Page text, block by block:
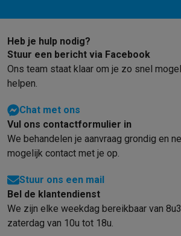
Multimedia & telefonie
Smartphones met ecocheques
Transport
Elektrische steps met ecocheques
Eco initiatieven
Info & acties
SoldenAlle soldendealsSolden op groot
ActiesDeals van het momentPromoties
Daarom KrëfelGratis levering
Betalingsmogelijkheden
KlantenserviceHerstelling van je toestel
Groot elektro & inbouwVind jouw ideale
Klein elektroBeauty & gezondheid
Heb je hulp nodig?
Stuur een bericht via Facebook
Ons team staat klaar om je zo snel
helpen.
Chat met ons
Vul ons contactformulier in
We behandelen je aanvraag grondig en
mogelijk contact met je op.
Stuur ons een mail
Bel de klantendienst
We zijn elke weekdag bereikbaar van
zaterdag van 10u tot 18u.